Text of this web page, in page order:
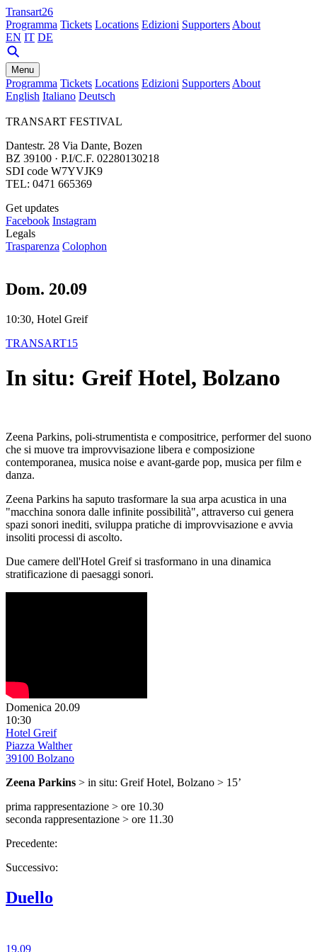
Transart26
Programma Tickets Locations Edizioni Supporters About
EN IT DE
Menu
Programma Tickets Locations Edizioni Supporters About
English Italiano Deutsch
TRANSART FESTIVAL
Dantestr. 28 Via Dante, Bozen
BZ 39100 · P.I/C.F. 02280130218
SDI code W7YVJK9
TEL: 0471 665369
Get updates
Facebook Instagram
Legals
Trasparenza Colophon
Dom. 20.09
10:30, Hotel Greif
TRANSART15
In situ: Greif Hotel, Bolzano
Zeena Parkins, poli-strumentista e compositrice, performer del suono
che si muove tra improvvisazione libera e composizione
contemporanea, musica noise e avant-garde pop, musica per film e
danza.
Zeena Parkins ha saputo trasformare la sua arpa acustica in una
"macchina sonora dalle infinite possibilità", attraverso cui genera
spazi sonori inediti, sviluppa pratiche di improvvisazione e avvia
insoliti processi di ascolto.
Due camere dell'Hotel Greif si trasformano in una dinamica
stratificazione di paesaggi sonori.
Domenica 20.09
10:30
Hotel Greif
Piazza Walther
39100 Bolzano
Zeena Parkins > in situ: Greif Hotel, Bolzano > 15’
prima rappresentazione > ore 10.30
seconda rappresentazione > ore 11.30
Precedente:
Successivo:
Duello
19.09